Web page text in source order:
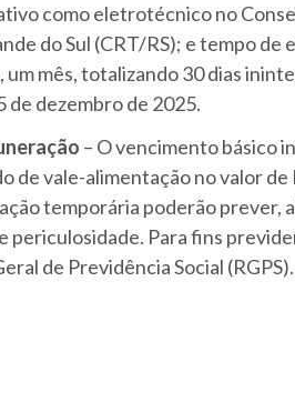
como eletrotécnico no
do Sul (CRT/RS); e tempo
um mês, totalizando 30 dias
de dezembro de 2025.
– O vencimento básico
de vale-alimentação no valor
temporária poderão prever,
periculosidade. Para fins
de Previdência Social (RGPS).